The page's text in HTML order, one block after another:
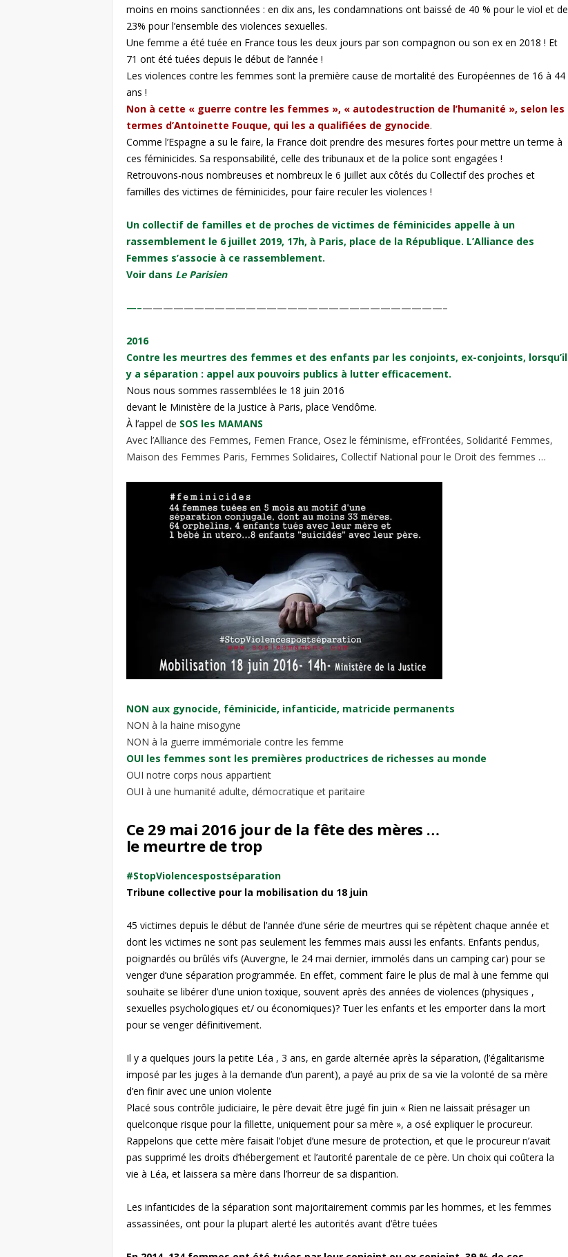
moins en moins sanctionnées : en dix ans, les condamnations ont baissé de 40 % pour le viol et de
23% pour l’ensemble des violences sexuelles.
Une femme a été tuée en France tous les deux jours par son compagnon ou son ex en 2018 ! Et
71 ont été tuées depuis le début de l’année !
Les violences contre les femmes sont la première cause de mortalité des Européennes de 16 à 44
ans !
Non à cette « guerre contre les femmes », « autodestruction de l’humanité », selon les
termes d’Antoinette Fouque, qui les a qualifiées de gynocide.
Comme l’Espagne a su le faire, la France doit prendre des mesures fortes pour mettre un terme à
ces féminicides. Sa responsabilité, celle des tribunaux et de la police sont engagées !
Retrouvons-nous nombreuses et nombreux le 6 juillet aux côtés du Collectif des proches et
familles des victimes de féminicides, pour faire reculer les violences !
Un collectif de familles et de proches de victimes de féminicides appelle à un
rassemblement le 6 juillet 2019, 17h, à Paris, place de la République. L’Alliance des
Femmes s’associe à ce rassemblement.
Voir dans Le Parisien
—–—————————————————————————————–
2016
Contre les meurtres des femmes et des enfants par les conjoints, ex-conjoints, lorsqu’il
y a séparation : appel aux pouvoirs publics à lutter efficacement.
Nous nous sommes rassemblées le 18 juin 2016
devant le Ministère de la Justice à Paris, place Vendôme.
À l’appel de SOS les MAMANS
Avec l’Alliance des Femmes, Femen France, Osez le féminisme, efFrontées, Solidarité Femmes,
Maison des Femmes Paris, Femmes Solidaires, Collectif National pour le Droit des femmes …
NON aux gynocide, féminicide, infanticide, matricide permanents
NON à la haine misogyne
NON à la guerre immémoriale contre les femme
OUI les femmes sont les premières productrices de richesses au monde
OUI notre corps nous appartient
OUI à une humanité adulte, démocratique et paritaire
Ce 29 mai 2016 jour de la fête des mères …
le meurtre de trop
#StopViolencespostséparation
Tribune collective pour la mobilisation du 18 juin
45 victimes depuis le début de l’année d’une série de meurtres qui se répètent chaque année et
dont les victimes ne sont pas seulement les femmes mais aussi les enfants. Enfants pendus,
poignardés ou brûlés vifs (Auvergne, le 24 mai dernier, immolés dans un camping car) pour se
venger d’une séparation programmée. En effet, comment faire le plus de mal à une femme qui
souhaite se libérer d’une union toxique, souvent après des années de violences (physiques ,
sexuelles psychologiques et/ ou économiques)? Tuer les enfants et les emporter dans la mort
pour se venger définitivement.
Il y a quelques jours la petite Léa , 3 ans, en garde alternée après la séparation, (l’égalitarisme
imposé par les juges à la demande d’un parent), a payé au prix de sa vie la volonté de sa mère
d’en finir avec une union violente
Placé sous contrôle judiciaire, le père devait être jugé fin juin « Rien ne laissait présager un
quelconque risque pour la fillette, uniquement pour sa mère », a osé expliquer le procureur.
Rappelons que cette mère faisait l’objet d’une mesure de protection, et que le procureur n’avait
pas supprimé les droits d’hébergement et l’autorité parentale de ce père. Un choix qui coûtera la
vie à Léa, et laissera sa mère dans l’horreur de sa disparition.
Les infanticides de la séparation sont majoritairement commis par les hommes, et les femmes
assassinées, ont pour la plupart alerté les autorités avant d’être tuées